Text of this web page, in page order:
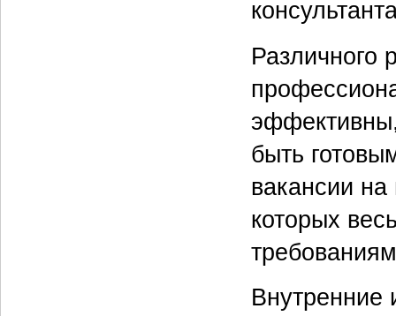
быть
вакансии
которых
Внутренние